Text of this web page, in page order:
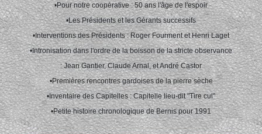
•Pour notre coopérative : 50 ans l'âge de l'espoir
•Les Présidents et les Gérants successifs
•Interventions des Présidents : Roger Fourment et Henri Laget
•Intronisation dans l'ordre de la boisson de la stricte observance
: Jean Gantier, Claude Arnal, et André Castor
•Premières rencontres gardoises de la pierre sèche
•Inventaire des Capitelles : Capitelle lieu-dit "Tire cul"
•Petite histoire chronologique de Bernis pour 1991